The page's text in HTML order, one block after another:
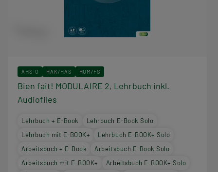
AHS-O HAK/HAS HUM/FS
Bien fait! MODULAIRE 2, Lehrbuch inkl.
Audiofiles
Lehrbuch + E-Book
Lehrbuch E-Book Solo
Lehrbuch mit E-BOOK+
Lehrbuch E-BOOK+ Solo
Arbeitsbuch + E-Book
Arbeitsbuch E-Book Solo
Arbeitsbuch mit E-BOOK+
Arbeitsbuch E-BOOK+ Solo